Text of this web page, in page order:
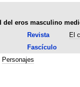
del eros masculino
Revista El
Fascículo
Personajes